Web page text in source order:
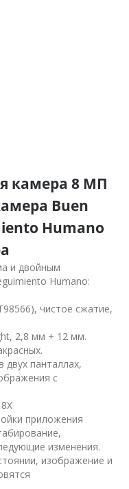
камера 8 МП
Buen
Humano
и двойным
Humano:
чистое сжатие,
2,8 мм + 12 мм.
двух панталлах,
с
приложения
изменения.
изображение и